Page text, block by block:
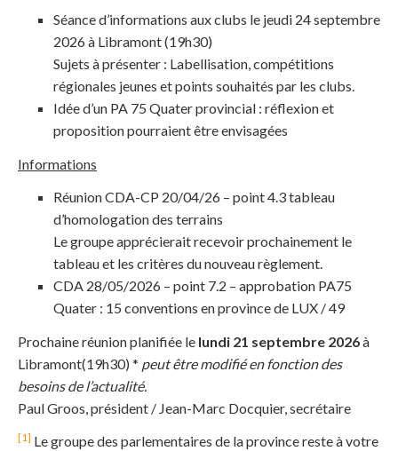
Séance d’informations aux clubs le jeudi 24 septembre
2026 à Libramont (19h30)
Sujets à présenter : Labellisation, compétitions
régionales jeunes et points souhaités par les clubs.
Idée d’un PA 75 Quater provincial : réflexion et
proposition pourraient être envisagées
Informations
Réunion CDA-CP 20/04/26 – point 4.3 tableau
d’homologation des terrains
Le groupe apprécierait recevoir prochainement le
tableau et les critères du nouveau règlement.
CDA 28/05/2026 – point 7.2 – approbation PA75
Quater : 15 conventions en province de LUX / 49
Prochaine réunion planifiée le lundi 21 septembre 2026à
Libramont(19h30) * peut être modifié en fonction des
besoins de l’actualité.
Paul Groos, président / Jean-Marc Docquier, secrétaire
[1] Le groupe des parlementaires de la province reste à votre